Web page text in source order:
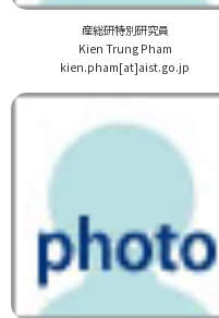
産総研特別研究員
Kien Trung Pham
kien.pham[at]aist.go.jp